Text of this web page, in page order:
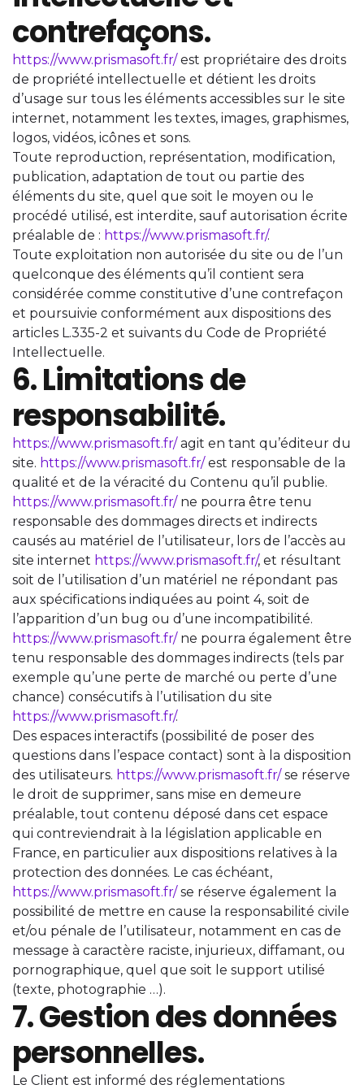
contrefaçons.
https://www.prismasoft.fr/est propriétaire des droits
de propriété intellectuelle et détient les droits
d’usage sur tous les éléments accessibles sur le site
internet, notamment les textes, images, graphismes,
logos, vidéos, icônes et sons.
Toute reproduction, représentation, modification,
publication, adaptation de tout ou partie des
éléments du site, quel que soit le moyen ou le
procédé utilisé, est interdite, sauf autorisation écrite
préalable de : https://www.prismasoft.fr/.
Toute exploitation non autorisée du site ou de l’un
quelconque des éléments qu’il contient sera
considérée comme constitutive d’une contrefaçon
et poursuivie conformément aux dispositions des
articles L.335-2 et suivants du Code de Propriété
Intellectuelle.
6. Limitations de
responsabilité.
https://www.prismasoft.fr/agit en tant qu’éditeur du
site. https://www.prismasoft.fr/est responsable de la
qualité et de la véracité du Contenu qu’il publie.
https://www.prismasoft.fr/ne pourra être tenu
responsable des dommages directs et indirects
causés au matériel de l’utilisateur, lors de l’accès au
site internet https://www.prismasoft.fr/, et résultant
soit de l’utilisation d’un matériel ne répondant pas
aux spécifications indiquées au point 4, soit de
l’apparition d’un bug ou d’une incompatibilité.
https://www.prismasoft.fr/ne pourra également être
tenu responsable des dommages indirects (tels par
exemple qu’une perte de marché ou perte d’une
chance) consécutifs à l’utilisation du site
https://www.prismasoft.fr/.
Des espaces interactifs (possibilité de poser des
questions dans l’espace contact) sont à la disposition
des utilisateurs. https://www.prismasoft.fr/se réserve
le droit de supprimer, sans mise en demeure
préalable, tout contenu déposé dans cet espace
qui contreviendrait à la législation applicable en
France, en particulier aux dispositions relatives à la
protection des données. Le cas échéant,
https://www.prismasoft.fr/se réserve également la
possibilité de mettre en cause la responsabilité civile
et/ou pénale de l’utilisateur, notamment en cas de
message à caractère raciste, injurieux, diffamant, ou
pornographique, quel que soit le support utilisé
(texte, photographie …).
7. Gestion des données
personnelles.
Le Client est informé des réglementations